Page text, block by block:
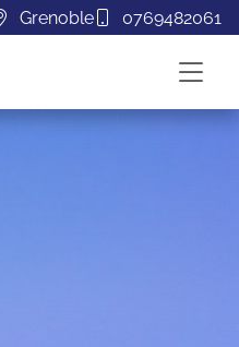
Grenoble 0769482061